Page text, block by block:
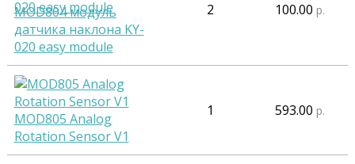
MOD804 модуль
датчика наклона KY-
020 easy module
2 100.00 р.
MOD805 Analog
Rotation Sensor V1
1 593.00 р.